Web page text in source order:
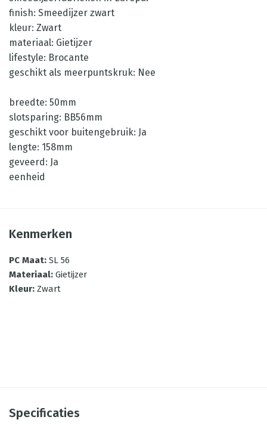
finish: Smeedijzer zwart
kleur: Zwart
materiaal: Gietijzer
lifestyle: Brocante
geschikt als meerpuntskruk: Nee
breedte: 50mm
slotsparing: BB56mm
geschikt voor buitengebruik: Ja
lengte: 158mm
geveerd: Ja
eenheid
Kenmerken
PC Maat: SL 56
Materiaal: Gietijzer
Kleur: Zwart
Specificaties